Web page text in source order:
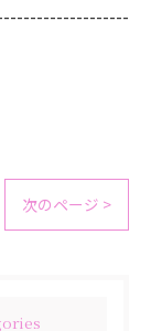
次のページ >